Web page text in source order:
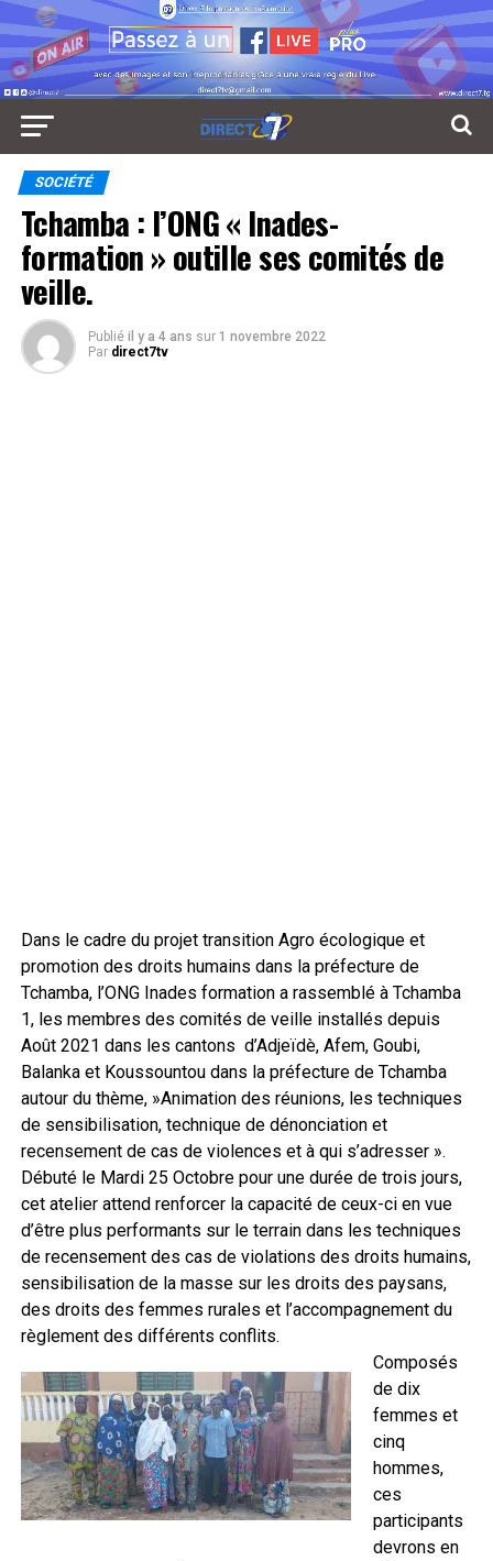
SOCIÉTÉ
Tchamba : l’ONG « Inades-
formation » outille ses comités de
veille.
Publié il y a 4 ans sur 1 novembre 2022
Par direct7tv
Dans le cadre du projet transition Agro écologique et
promotion des droits humains dans la préfecture de
Tchamba, l’ONG Inades formation a rassemblé à Tchamba
1, les membres des comités de veille installés depuis
Août 2021 dans les cantons d’Adjeïdè, Afem, Goubi,
Balanka et Koussountou dans la préfecture de Tchamba
autour du thème, »Animation des réunions, les techniques
de sensibilisation, technique de dénonciation et
recensement de cas de violences et à qui s’adresser ».
Débuté le Mardi 25 Octobre pour une durée de trois jours,
cet atelier attend renforcer la capacité de ceux-ci en vue
d’être plus performants sur le terrain dans les techniques
de recensement des cas de violations des droits humains,
sensibilisation de la masse sur les droits des paysans,
des droits des femmes rurales et l’accompagnement du
règlement des différents conflits.
Composés
de dix
femmes et
cinq
hommes,
ces
participants
devrons en